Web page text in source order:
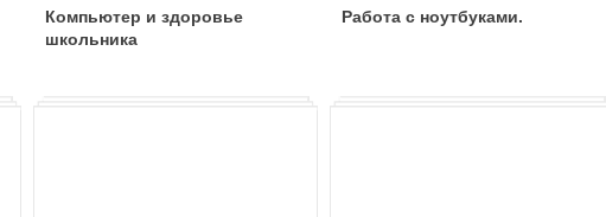
Компьютер и здоровье
школьника
Работа с ноутбуками.